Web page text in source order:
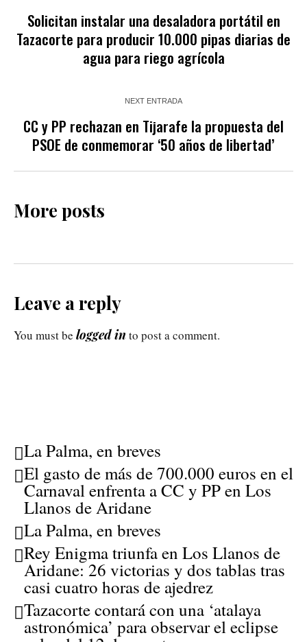
Solicitan instalar una desaladora portátil en
Tazacorte para producir 10.000 pipas diarias de
agua para riego agrícola
NEXT ENTRADA
CC y PP rechazan en Tijarafe la propuesta del
PSOE de conmemorar ‘50 años de libertad’
More posts
Leave a reply
You must be logged in to post a comment.
La Palma, en breves
El gasto de más de 700.000 euros en el
Carnaval enfrenta a CC y PP en Los
Llanos de Aridane
La Palma, en breves
Rey Enigma triunfa en Los Llanos de
Aridane: 26 victorias y dos tablas tras
casi cuatro horas de ajedrez
Tazacorte contará con una ‘atalaya
astronómica’ para observar el eclipse